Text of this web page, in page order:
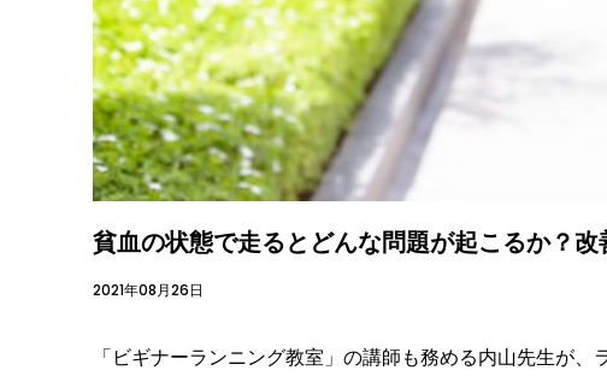
貧血の状態で走るとどんな問題が起こるか？
2021年08月26日
「ビギナーランニング教室」の講師も務める内山先生が